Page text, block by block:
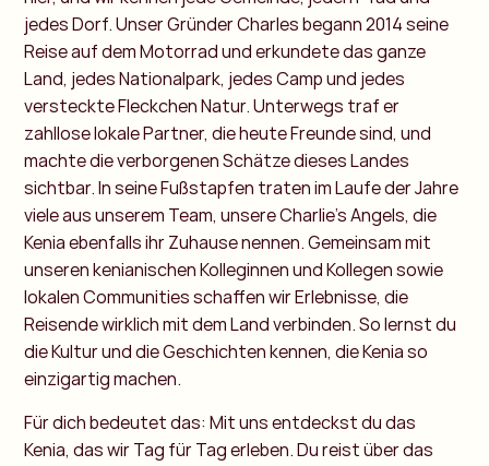
jedes Dorf. Unser Gründer Charles begann 2014 seine
Reise auf dem Motorrad und erkundete das ganze
Land, jedes Nationalpark, jedes Camp und jedes
versteckte Fleckchen Natur. Unterwegs traf er
zahllose lokale Partner, die heute Freunde sind, und
machte die verborgenen Schätze dieses Landes
sichtbar. In seine Fußstapfen traten im Laufe der Jahre
viele aus unserem Team, unsere Charlie’s Angels, die
Kenia ebenfalls ihr Zuhause nennen. Gemeinsam mit
unseren kenianischen Kolleginnen und Kollegen sowie
lokalen Communities schaffen wir Erlebnisse, die
Reisende wirklich mit dem Land verbinden. So lernst du
die Kultur und die Geschichten kennen, die Kenia so
einzigartig machen.
Für dich bedeutet das: Mit uns entdeckst du das
Kenia, das wir Tag für Tag erleben. Du reist über das